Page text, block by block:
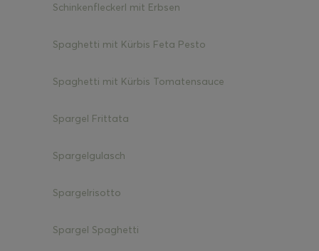
Schinkenfleckerl mit Erbsen
Spaghetti mit Kürbis Feta Pesto
Spaghetti mit Kürbis Tomatensauce
Spargel Frittata
Spargelgulasch
Spargelrisotto
Spargel Spaghetti